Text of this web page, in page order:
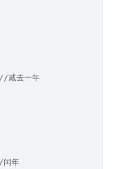
减去一年
年